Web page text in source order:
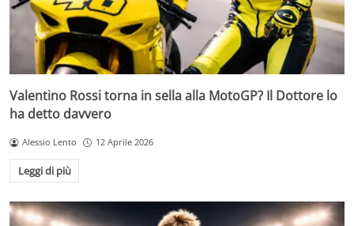
Valentino Rossi torna in sella alla MotoGP? Il Dottore lo
ha detto davvero
Alessio Lento 12 Aprile 2026
Leggi di più